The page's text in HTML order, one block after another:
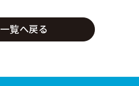
一覧へ戻る